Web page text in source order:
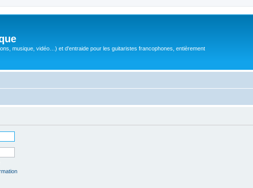
musique, vidéo…) et d'entraide pour les guitaristes francophones, entièrement